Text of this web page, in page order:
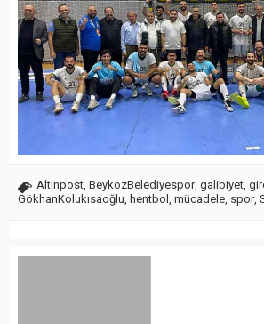
Altınpost BeykozBelediyespor, galibiyet
GökhanKolukısaoğlu hentbol mücadele spor,